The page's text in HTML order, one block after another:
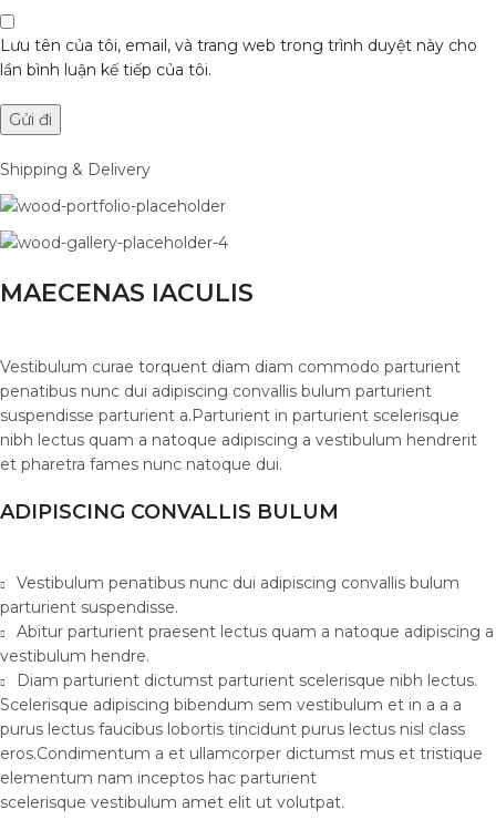
Lưu tên của tôi, email, và trang web trong trình duyệt này cho
lần bình luận kế tiếp của tôi.
Shipping & Delivery
MAECENAS IACULIS
Vestibulum curae torquent diam diam commodo parturient
penatibus nunc dui adipiscing convallis bulum parturient
suspendisse parturient a.Parturient in parturient scelerisque
nibh lectus quam a natoque adipiscing a vestibulum hendrerit
et pharetra fames nunc natoque dui.
ADIPISCING CONVALLIS BULUM
Vestibulum penatibus nunc dui adipiscing convallis bulum
parturient suspendisse.
Abitur parturient praesent lectus quam a natoque adipiscing a
vestibulum hendre.
Diam parturient dictumst parturient scelerisque nibh lectus.
Scelerisque adipiscing bibendum sem vestibulum et in a a a
purus lectus faucibus lobortis tincidunt purus lectus nisl class
eros.Condimentum a et ullamcorper dictumst mus et tristique
elementum nam inceptos hac parturient
scelerisque vestibulum amet elit ut volutpat.